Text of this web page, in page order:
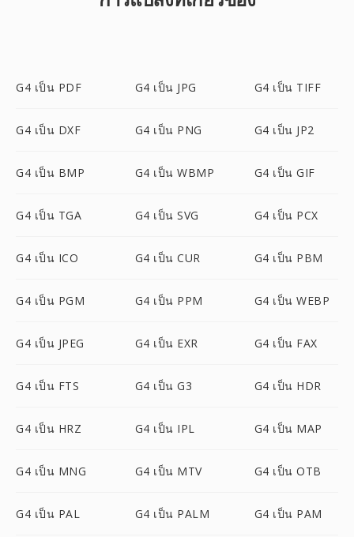
G4 เป็น PDF G4 เป็น JPG G4 เป็น TIFF
G4 เป็น DXF G4 เป็น PNG G4 เป็น JP2
G4 เป็น BMP G4 เป็น WBMP G4 เป็น GIF
G4 เป็น TGA G4 เป็น SVG G4 เป็น PCX
G4 เป็น ICO G4 เป็น CUR G4 เป็น PBM
G4 เป็น PGM G4 เป็น PPM G4 เป็น WEBP
G4 เป็น JPEG G4 เป็น EXR G4 เป็น FAX
G4 เป็น FTS G4 เป็น G3 G4 เป็น HDR
G4 เป็น HRZ G4 เป็น IPL G4 เป็น MAP
G4 เป็น MNG G4 เป็น MTV G4 เป็น OTB
G4 เป็น PAL G4 เป็น PALM G4 เป็น PAM